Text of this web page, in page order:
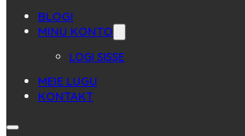
BLOGI
MINU KONTO
LOGI SISSE
MEIE LUGU
KONTAKT